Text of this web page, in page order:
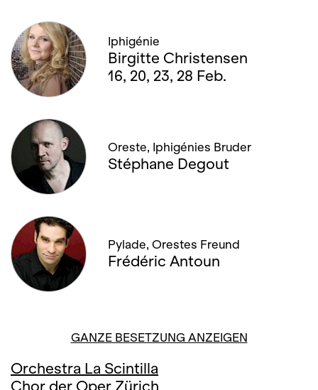
Iphigénie
Birgitte Christensen
16, 20, 23, 28 Feb.
Oreste, Iphigénies Bruder
Stéphane Degout
Pylade, Orestes Freund
Frédéric Antoun
GANZE BESETZUNG ANZEIGEN
Orchestra La Scintilla
Chor der Oper Zürich